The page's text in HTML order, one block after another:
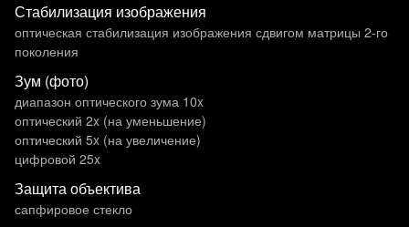
Стабилизация изображения
оптическая стабилизация изображения сдвигом матрицы 2-го
поколения
Зум (фото)
диапазон оптического зума 10x
оптический 2x (на уменьшение)
оптический 5x (на увеличение)
цифровой 25x
Защита объектива
сапфировое стекло